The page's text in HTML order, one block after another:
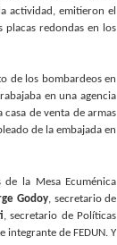
actividad, emitieron el
redondas en los
de los bombardeos en
en una agencia
de venta de armas
de la embajada en
la Mesa Ecuménica
Godoy, secretario de
, secretario de Políticas
integrante de FEDUN. Y